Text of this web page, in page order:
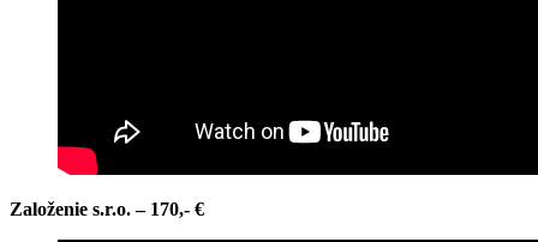
Založenie s.r.o. – 170,- €